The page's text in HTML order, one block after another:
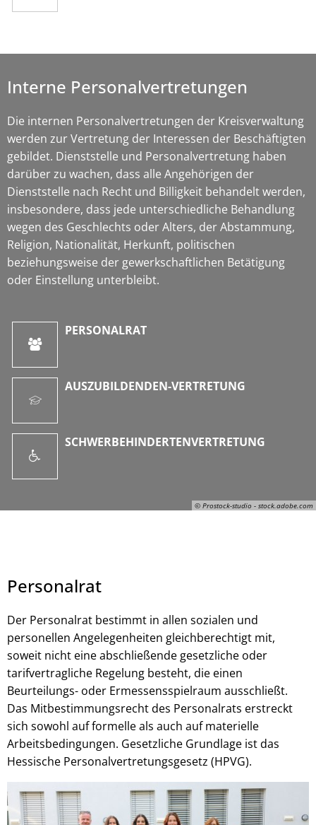
© Prostock-studio - stock.adobe.com
© Prostock-studio - stock.adobe.com
Interne Personalvertretungen
Die internen Personalvertretungen der Kreisverwaltung
werden zur Vertretung der Interessen der Beschäftigten
gebildet. Dienststelle und Personalvertretung haben
darüber zu wachen, dass alle Angehörigen der
Dienststelle nach Recht und Billigkeit behandelt werden,
insbesondere, dass jede unterschiedliche Behandlung
wegen des Geschlechts oder Alters, der Abstammung,
Religion, Nationalität, Herkunft, politischen
beziehungsweise der gewerkschaftlichen Betätigung
oder Einstellung unterbleibt.
PERSONALRAT
AUSZUBILDENDEN-VERTRETUNG
SCHWERBEHINDERTENVERTRETUNG
Personalrat
Der Personalrat bestimmt in allen sozialen und
personellen Angelegenheiten gleichberechtigt mit,
soweit nicht eine abschließende gesetzliche oder
tarifvertragliche Regelung besteht, die einen
Beurteilungs- oder Ermessensspielraum ausschließt.
Das Mitbestimmungsrecht des Personalrats erstreckt
sich sowohl auf formelle als auch auf materielle
Arbeitsbedingungen. Gesetzliche Grundlage ist das
Hessische Personalvertretungsgesetz (HPVG).